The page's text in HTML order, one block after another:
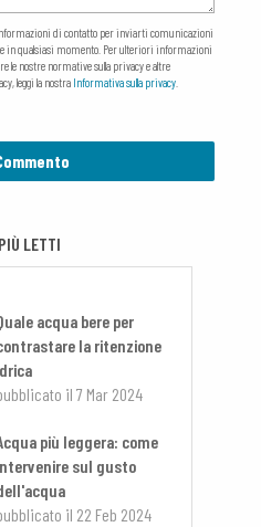
informazioni di contatto per inviarti comunicazioni
in qualsiasi momento. Per ulteriori informazioni
le nostre normative sulla privacy e altre
leggi la nostra Informativa sulla privacy
LETTI
acqua bere per
la ritenzione
il 7 Mar 2024
più leggera: come
sul gusto
il 22 Feb 2024